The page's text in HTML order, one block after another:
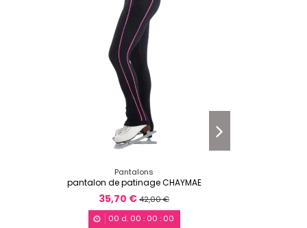
Pantalons
pantalon de patinage CHAYMAE
35,70 €42,00 €
00 d. 00 : 00 : 00